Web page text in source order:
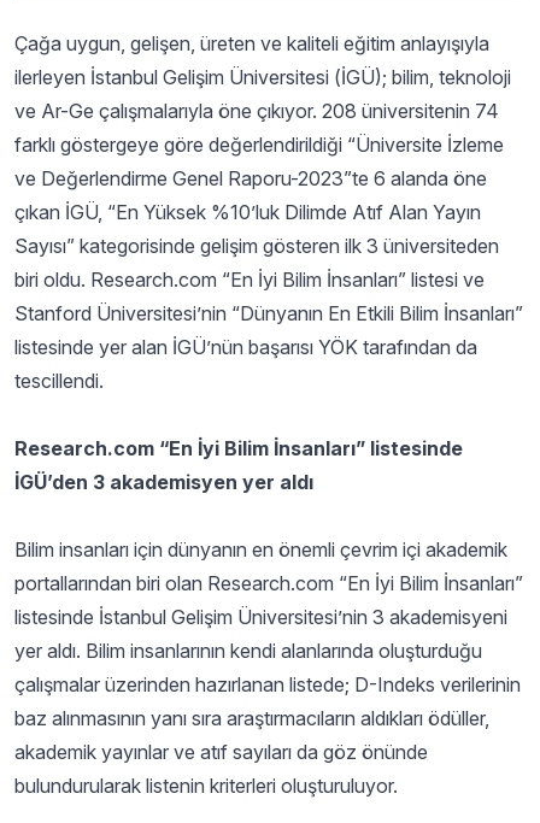
Çağa uygun, gelişen, üreten ve kaliteli eğitim anlayışıyla
ilerleyen İstanbul Gelişim Üniversitesi (İGÜ); bilim, teknoloji
ve Ar-Ge çalışmalarıyla öne çıkıyor. 208 üniversitenin 74
farklı göstergeye göre değerlendirildiği “Üniversite İzleme
ve Değerlendirme Genel Raporu-2023”te 6 alanda öne
çıkan İGÜ, “En Yüksek %10’luk Dilimde Atıf Alan Yayın
Sayısı” kategorisinde gelişim gösteren ilk 3 üniversiteden
biri oldu. Research.com “En İyi Bilim İnsanları” listesi ve
Stanford Üniversitesi’nin “Dünyanın En Etkili Bilim İnsanları”
listesinde yer alan İGÜ’nün başarısı YÖK tarafından da
tescillendi.
Research.com “En İyi Bilim İnsanları” listesinde
İGÜ’den 3 akademisyen yer aldı
Bilim insanları için dünyanın en önemli çevrim içi akademik
portallarından biri olan Research.com “En İyi Bilim İnsanları”
listesinde İstanbul Gelişim Üniversitesi’nin 3 akademisyeni
yer aldı. Bilim insanlarının kendi alanlarında oluşturduğu
çalışmalar üzerinden hazırlanan listede; D-Indeks verilerinin
baz alınmasının yanı sıra araştırmacıların aldıkları ödüller,
akademik yayınlar ve atıf sayıları da göz önünde
bulundurularak listenin kriterleri oluşturuluyor.